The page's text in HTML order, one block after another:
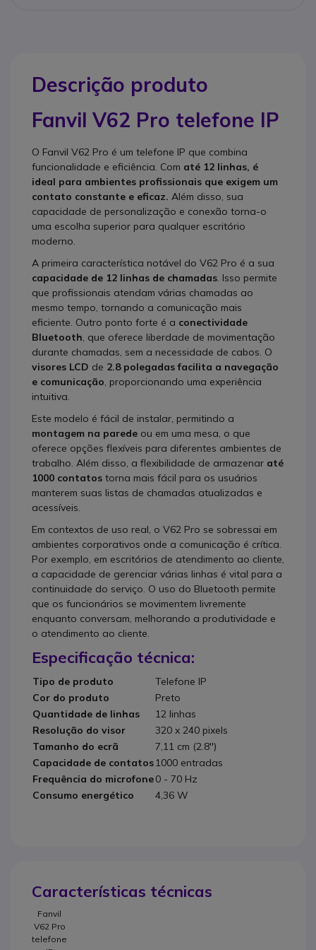
Descrição produto
Fanvil V62 Pro telefone IP
O Fanvil V62 Pro é um telefone IP que combina
funcionalidade e eficiência. Com até 12 linhas, é
ideal para ambientes profissionais que exigem um
contato constante e eficaz. Além disso, sua
capacidade de personalização e conexão torna-o
uma escolha superior para qualquer escritório
moderno.
A primeira característica notável do V62 Pro é a sua
capacidade de 12 linhas de chamadas. Isso permite
que profissionais atendam várias chamadas ao
mesmo tempo, tornando a comunicação mais
eficiente. Outro ponto forte é a conectividade
Bluetooth, que oferece liberdade de movimentação
durante chamadas, sem a necessidade de cabos. O
visores LCD de 2.8 polegadas facilita a navegação
e comunicação, proporcionando uma experiência
intuitiva.
Este modelo é fácil de instalar, permitindo a
montagem na parede ou em uma mesa, o que
oferece opções flexíveis para diferentes ambientes de
trabalho. Além disso, a flexibilidade de armazenar até
1000 contatos torna mais fácil para os usuários
manterem suas listas de chamadas atualizadas e
acessíveis.
Em contextos de uso real, o V62 Pro se sobressai em
ambientes corporativos onde a comunicação é crítica.
Por exemplo, em escritórios de atendimento ao cliente,
a capacidade de gerenciar várias linhas é vital para a
continuidade do serviço. O uso do Bluetooth permite
que os funcionários se movimentem livremente
enquanto conversam, melhorando a produtividade e
o atendimento ao cliente.
Especificação técnica:
Tipo de produto
Telefone IP
Cor do produto
Preto
Quantidade de linhas
12 linhas
Resolução do visor
320 x 240 pixels
Tamanho do ecrã
7,11 cm (2.8'')
Capacidade de contatos1000 entradas
Frequência do microfone0 - 70 Hz
Consumo energético
4,36 W
Características técnicas
Fanvil
V62 Pro
telefone